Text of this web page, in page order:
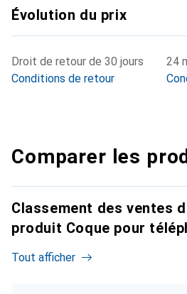
Évolution du prix
Droit de retour de 30 jours
Conditions de retour
24
Comparer les
Classement des ventes
produit Coque pour
Tout afficher